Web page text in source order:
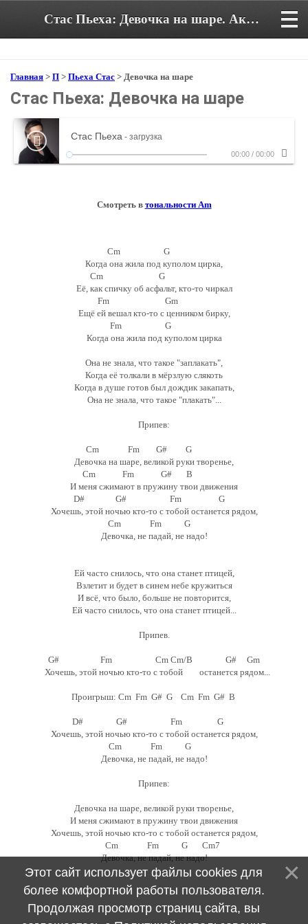
Стас Пьеха: Девочка на шаре. Аккорды и текст песни
Главная > П > Пьеха Стас > Девочка на шаре
Стас Пьеха: Девочка на шаре
Стас Пьеха - загрузка
00:00 / 00:00
Смотреть в тональности Am
Cm G
Когда она жила под куполом цирка,
Cm G
Её, как спичку об асфальт, кто-то чиркал
Fm Gm
Ещё ей вешал кто-то с ценником бирку,
Fm G
Когда она жила под куполом цирка
Она не знала, что такое "заплакать",
Когда её толкали в мёрзлую слякоть
Когда в душе готов был дождик закапать,
Она не знала, что такое "плакать"...
Припев:
Сm Fm G# G
Девочка на шаре, великой руки творенье,
Cm Fm G# B
И меня сжимают в пружину твои движения
D# G# Fm G
Хочешь, этой ночью кто-то с тобой останется рядом,
Cm Fm G
Девочка, не падай, не надо!
Ей часто снилось, что она станет птицей,
Взлетит и будет в синем небе кружиться
И всё, что было, больше не повторится,
Ей часто снилось, что она станет птицей...
Припев.
G# Fm Cm Cm/B G# Gm
Хочешь, этой ночью кто-то с тобой останется рядом...
Проигрыш: Cm Fm G# G Cm Fm G# B
D# G# Fm G
Хочешь, этой ночью кто-то с тобой останется рядом,
Cm Fm G
Девочка, не падай, не надо!
Припев:
Девочка на шаре, великой руки творенье,
И меня сжимают в пружину твои движения
Хочешь, этой ночью кто-то с тобой останется рядом,
Cm Fm G Cm7
Девочка, не падай, не надо!
Этот сайт использует файлы cookies для
более комфортной работы пользователя.
Продолжая просмотр страниц сайта, вы